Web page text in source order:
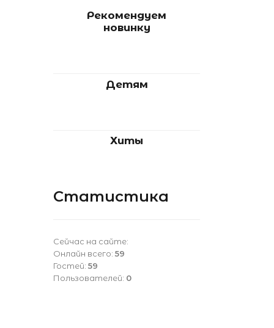
Рекомендуем
новинку
Детям
Хиты
Статистика
Сейчас на сайте:
Онлайн всего: 59
Гостей: 59
Пользователей: 0